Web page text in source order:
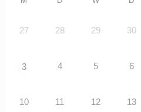
27 28 29 30
3 4 5 6
10 11 12 13